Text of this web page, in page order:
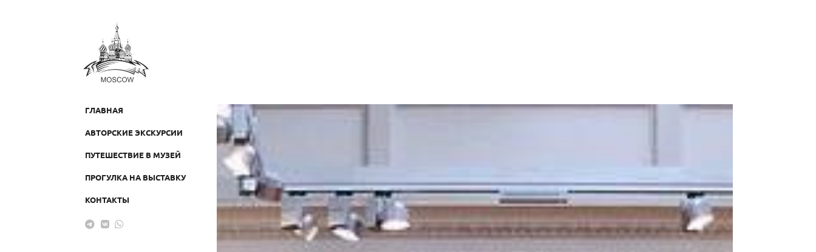
ГЛАВНАЯ
АВТОРСКИЕ ЭКСКУРСИИ
ПУТЕШЕСТВИЕ В МУЗЕЙ
ПРОГУЛКА НА ВЫСТАВКУ
КОНТАКТЫ